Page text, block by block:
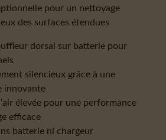
pour un nettoyage
des surfaces étendues
dorsal sur batterie pour
silencieux grâce à une
innovante
élevée pour une performance
efficace
batterie ni chargeur